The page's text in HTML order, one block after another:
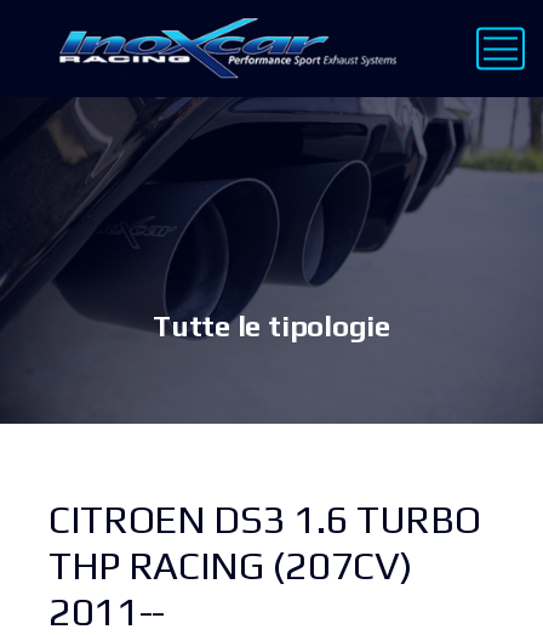
Tutte le tipologie
CITROEN DS3 1.6 TURBO
THP RACING (207CV)
2011--